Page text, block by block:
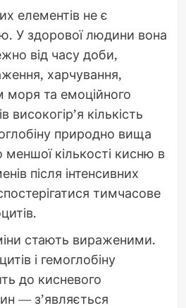
елементів не є
У здорової людини вона
від часу доби,
харчування,
моря та емоційного
кількість
природно вища
кількості кисню в
після інтенсивних
тимчасове
стають вираженими.
і гемоглобіну
до кисневого
— з’являється